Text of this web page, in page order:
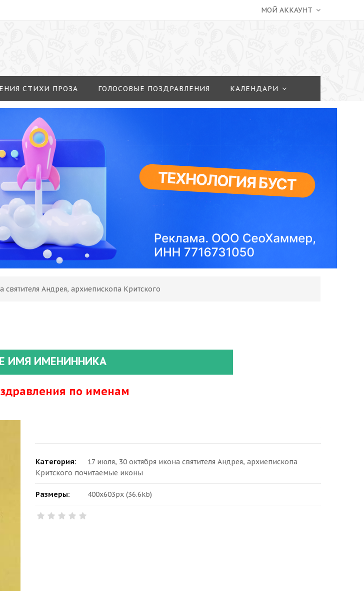
МОЙ АККАУНТ
СТИХИ ПРОЗА ГОЛОСОВЫЕ ПОЗДРАВЛЕНИЯ КАЛЕНДАРИ
Андрея, архиепископа Критского
ИМЯ ИМЕНИННИКА
по именам
Категория:
17 июля, 30 октября икона святителя Андрея, архиепископа
Критского почитаемые иконы
Размеры: 400x603px (36.6kb)